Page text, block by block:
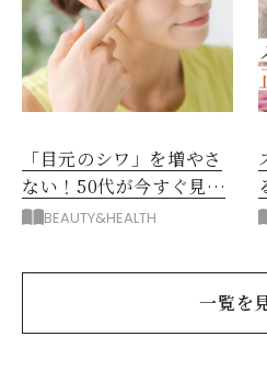
「目元のシワ」を増やさ
ない！50代が今すぐ見直
すべき3つの悪習慣
BEAUTY&HEALTH
一覧を